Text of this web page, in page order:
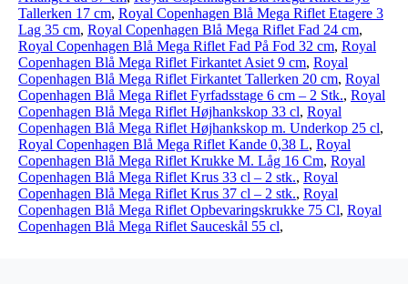
Tallerken 17 cm, Royal Copenhagen Blå Mega Riflet Etagere 3
Lag 35 cm, Royal Copenhagen Blå Mega Riflet Fad 24 cm,
Royal Copenhagen Blå Mega Riflet Fad På Fod 32 cm, Royal
Copenhagen Blå Mega Riflet Firkantet Asiet 9 cm, Royal
Copenhagen Blå Mega Riflet Firkantet Tallerken 20 cm, Royal
Copenhagen Blå Mega Riflet Fyrfadsstage 6 cm – 2 Stk., Royal
Copenhagen Blå Mega Riflet Højhankskop 33 cl, Royal
Copenhagen Blå Mega Riflet Højhankskop m. Underkop 25 cl,
Royal Copenhagen Blå Mega Riflet Kande 0,38 L, Royal
Copenhagen Blå Mega Riflet Krukke M. Låg 16 Cm, Royal
Copenhagen Blå Mega Riflet Krus 33 cl – 2 stk., Royal
Copenhagen Blå Mega Riflet Krus 37 cl – 2 stk., Royal
Copenhagen Blå Mega Riflet Opbevaringskrukke 75 Cl, Royal
Copenhagen Blå Mega Riflet Sauceskål 55 cl,